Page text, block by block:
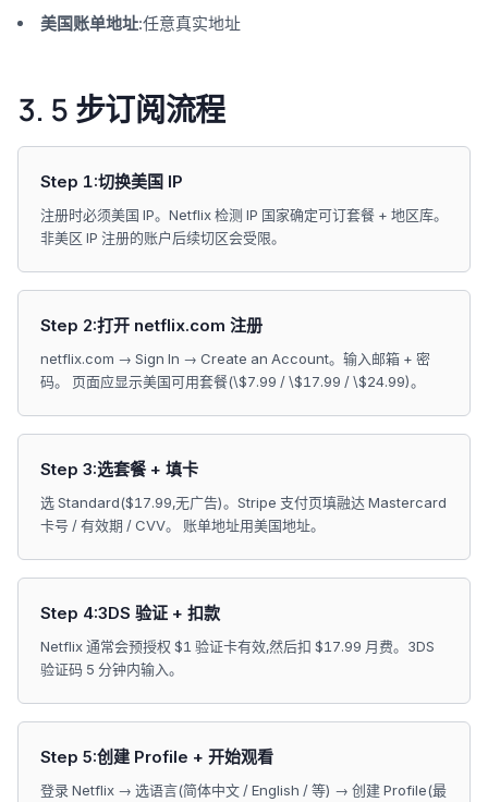
美国账单地址:任意真实地址
3. 5 步订阅流程
Step 1:切换美国 IP
注册时必须美国 IP。Netflix 检测 IP 国家确定可订套餐 + 地区库。
非美区 IP 注册的账户后续切区会受限。
Step 2:打开 netflix.com 注册
netflix.com → Sign In → Create an Account。输入邮箱 + 密
码。 页面应显示美国可用套餐(\$7.99 / \$17.99 / \$24.99)。
Step 3:选套餐 + 填卡
选 Standard($17.99,无广告)。Stripe 支付页填融达 Mastercard
卡号 / 有效期 / CVV。 账单地址用美国地址。
Step 4:3DS 验证 + 扣款
Netflix 通常会预授权 $1 验证卡有效,然后扣 $17.99 月费。3DS
验证码 5 分钟内输入。
Step 5:创建 Profile + 开始观看
登录 Netflix → 选语言(简体中文 / English / 等) → 创建 Profile(最